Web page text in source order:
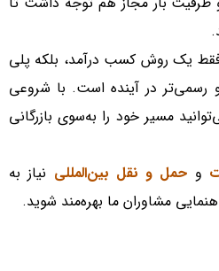
یک روش کسب درآمد، بلکه پلی
رسمی‌تر در آینده است. با شروعی
مسیر خود را به‌سوی بازرگانی
و حمل و نقل بین‌المللی نیاز به
مشاوران ما بهره‌مند شوید.